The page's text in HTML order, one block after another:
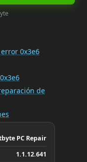
0x3e6
de
PC Repair
1.1.12.641